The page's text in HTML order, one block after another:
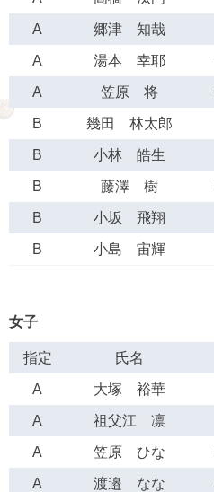
A 郷津 知哉
A 湯本 幸耶
A 笠原 将
B 幾田 林太郎
B 小林 皓生
B 藤澤 樹
B 小坂 飛翔
B 小島 宙輝
女子
指定 氏名
A 大塚 裕華
A 祖父江 凛
A 笠原 ひな
A 渡邉 なな